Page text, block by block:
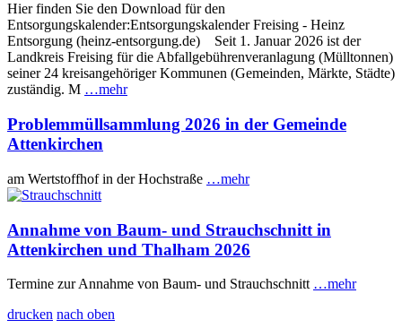
Hier finden Sie den Download für den
Entsorgungskalender:Entsorgungskalender Freising - Heinz
Entsorgung (heinz-entsorgung.de) Seit 1. Januar 2026 ist der
Landkreis Freising für die Abfallgebührenveranlagung (Mülltonnen)
seiner 24 kreisangehöriger Kommunen (Gemeinden, Märkte, Städte)
zuständig. M …mehr
Problemmüllsammlung 2026 in der Gemeinde
Attenkirchen
am Wertstoffhof in der Hochstraße …mehr
Annahme von Baum- und Strauchschnitt in
Attenkirchen und Thalham 2026
Termine zur Annahme von Baum- und Strauchschnitt …mehr
drucken nach oben